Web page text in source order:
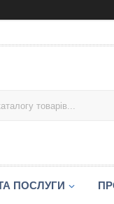
ПОСЛУГИ